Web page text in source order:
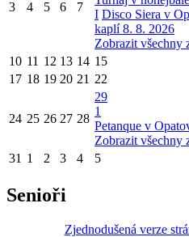
3 4 5 6 7
I Disco Siera v
kaplí 8. 8. 2026
Zobrazit všechny
10 11 12 13 14 15
17 18 19 20 21 22
24 25 26 27 28
29
1
Petanque v
Zobrazit všechny
31 1 2 3 4 5
Senioři
Zjednodušená verze